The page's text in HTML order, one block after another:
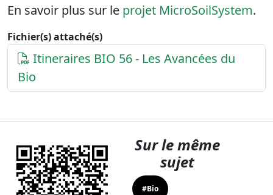
En savoir plus sur le projet MicroSoilSystem.
Fichier(s) attaché(s)
Itineraires BIO 56 - Les Avancées du
Bio
Sur le même
sujet
#Bio